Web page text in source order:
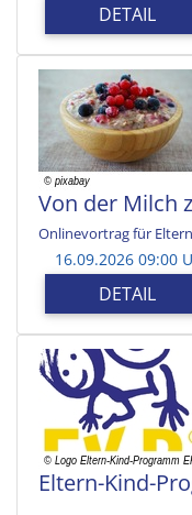
DETAIL
Von der Milch
Onlinevortrag für
16.09.2026 09:00
DETAIL
Eltern-Kind-